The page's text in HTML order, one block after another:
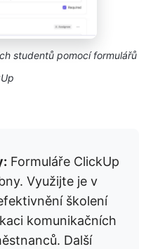
studentů pomocí formulářů
Formuláře ClickUp
Využijte je v
školení
komunikačních
Další